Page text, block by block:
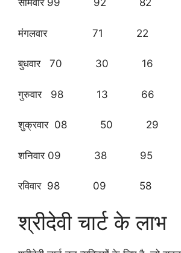
सोमवार 99 92 82
मंगलवार 71 22
बुधवार 70 30 16
गुरुवार 98 13 66
शुक्रवार 08 50 29
शनिवार 09 38 95
रविवार 98 09 58
श्रीदेवी चार्ट के लाभ